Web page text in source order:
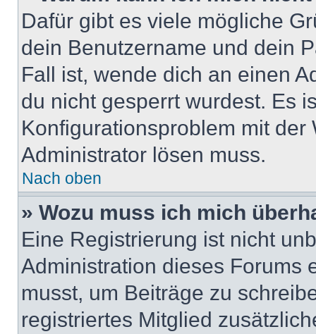
Dafür gibt es viele mögliche
dein Benutzername und dein
Fall ist, wende dich an einen
du nicht gesperrt wurdest. Es
Konfigurationsproblem mit
Administrator lösen muss.
Nach oben
» Wozu muss ich mich
Eine Registrierung ist nicht
Administration dieses Forums
musst, um Beiträge zu
registriertes Mitglied